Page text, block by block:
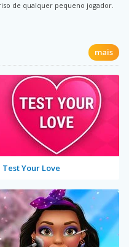
de qualquer pequeno jogador.
mais
Test Your Love